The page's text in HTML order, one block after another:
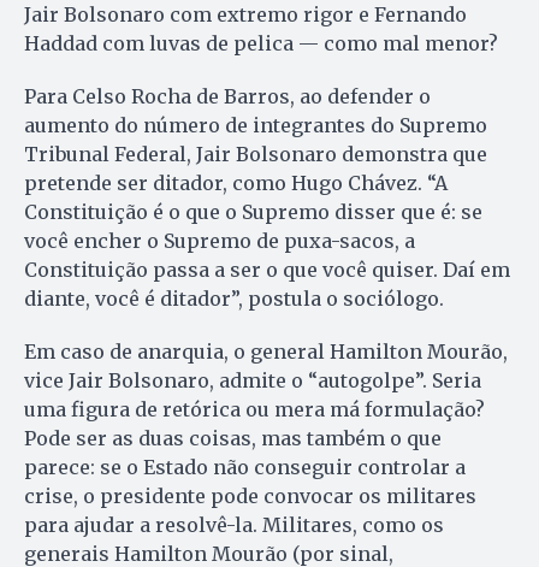
Jair Bolsonaro com extremo rigor e Fernando
Haddad com luvas de pelica — como mal menor?
Para Celso Rocha de Barros, ao de­fender o
aumento do número de integrantes do Supremo
Tribunal Federal, Jair Bolsonaro demonstra que
pretende ser ditador, como Hu­go Chávez. “A
Constituição é o que o Supremo disser que é: se
você encher o Supremo de puxa-sacos, a
Constituição passa a ser o que você quiser. Daí em
diante, você é ditador”, postula o sociólogo.
Em caso de anarquia, o general Hamilton Mourão,
vice Jair Bolsonaro, admite o “autogolpe”. Seria
uma figura de retórica ou mera má formulação?
Pode ser as duas coisas, mas também o que
parece: se o Estado não conseguir controlar a
crise, o presidente pode convocar os militares
para ajudar a resolvê-la. Militares, como os
generais Hamilton Mourão (por sinal,